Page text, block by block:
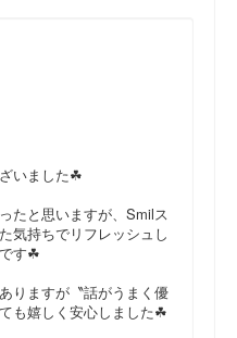
いました☘
たと思いますが、Smilス
気持ちでリフレッシュし
す☘
りますが〝話がうまく優
も嬉しく安心しました☘